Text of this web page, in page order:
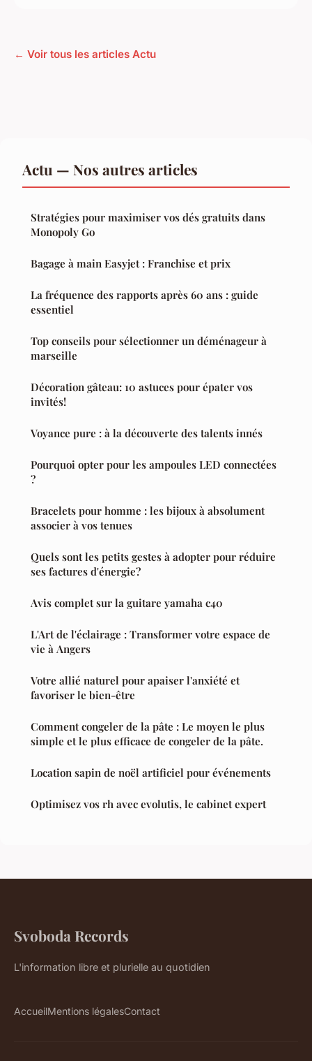
← Voir tous les articles Actu
Actu — Nos autres articles
Stratégies pour maximiser vos dés gratuits dans
Monopoly Go
Bagage à main Easyjet : Franchise et prix
La fréquence des rapports après 60 ans : guide
essentiel
Top conseils pour sélectionner un déménageur à
marseille
Décoration gâteau: 10 astuces pour épater vos
invités!
Voyance pure : à la découverte des talents innés
Pourquoi opter pour les ampoules LED connectées
?
Bracelets pour homme : les bijoux à absolument
associer à vos tenues
Quels sont les petits gestes à adopter pour réduire
ses factures d'énergie?
Avis complet sur la guitare yamaha c40
L'Art de l'éclairage : Transformer votre espace de
vie à Angers
Votre allié naturel pour apaiser l'anxiété et
favoriser le bien-être
Comment congeler de la pâte : Le moyen le plus
simple et le plus efficace de congeler de la pâte.
Location sapin de noël artificiel pour événements
Optimisez vos rh avec evolutis, le cabinet expert
Svoboda Records
L'information libre et plurielle au quotidien
AccueilMentions légalesContact